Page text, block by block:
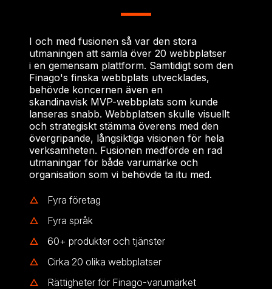
I och med fusionen så var den stora
utmaningen att samla över 20 webbplatser
i en gemensam plattform. Samtidigt som den
Finago's finska webbplats utvecklades,
behövde koncernen även en
skandinavisk MVP-webbplats som kunde
lanseras snabb. Webbplatsen skulle visuellt
och strategiskt stämma överens med den
övergripande, långsiktiga visionen för hela
verksamheten. Fusionen medförde en rad
utmaningar för både varumärke och
organisation som vi behövde ta itu med.
Fyra företag
Fyra språk
60+ produkter och tjänster
Cirka 20 olika webbplatser
Rättigheter för Finago-varumärket